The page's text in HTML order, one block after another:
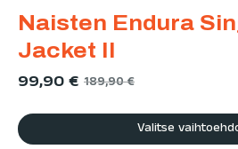
Naisten Endura
Jacket II
99,90€ 189,90€
Valitse